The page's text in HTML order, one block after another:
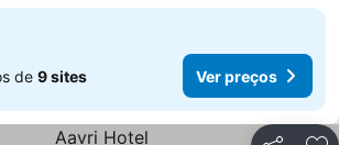
de 9 sites Ver preços